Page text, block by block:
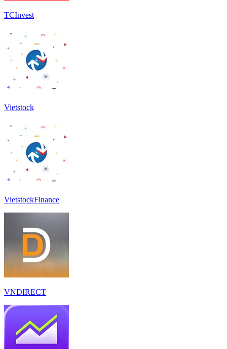
TCInvest
Vietstock
VietstockFinance
VNDIRECT